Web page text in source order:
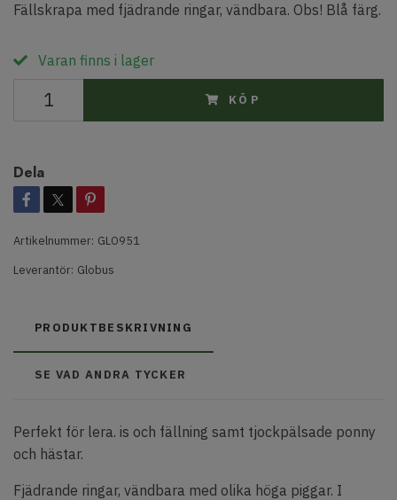
Fällskrapa med fjädrande ringar, vändbara. Obs! Blå färg.
Varan finns i lager
KÖP
Dela
Artikelnummer: GLO951
Leverantör: Globus
PRODUKTBESKRIVNING
SE VAD ANDRA TYCKER
Perfekt för lera. is och fällning samt tjockpälsade ponny
och hästar.
Fjädrande ringar, vändbara med olika höga piggar. I